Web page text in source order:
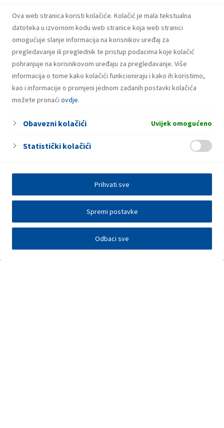
Ova web stranica koristi kolačiće. Kolačić je mala tekstualna
datoteka u izvornom kodu web stranice koja web stranici
omogućuje slanje informacija na korisnikov uređaj za
pregledavanje ili preglednik te pristup podacima koje kolačić
pohranjuje na korisnikovom uređaju za pregledavanje. Više
informacija o tome kako kolačići funkcioniraju i kako ih koristimo,
kao i informacije o promjeni jednom zadanih postavki kolačića
možete pronaći ovdje.
Obavezni kolačići Uvijek omogućeno
Statistički kolačići
Odbaci sve
Spremi postavke
Prihvati sve
Brdo II 46